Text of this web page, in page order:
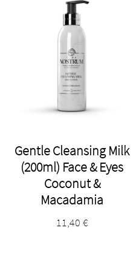
Gentle Cleansing Milk
(200ml) Face & Eyes
Coconut &
Macadamia
11,40 €